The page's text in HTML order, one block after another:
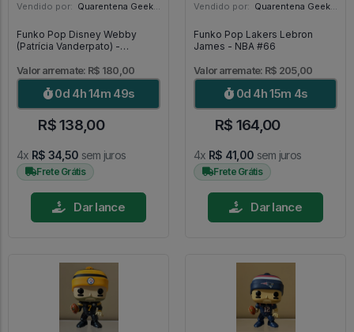
Vendido por: Quarentena Geek Store - SP
Funko Pop Disney Webby
(Patrícia Vanderpato) -
Valor arremate: R$ 180,00
0d 4h 14m 47s
R$ 138,00
4x R$ 34,50 sem juros
Frete Grátis
Dar lance
Vendido por: Quarentena Geek Store - SP
Funko Pop Lakers Lebron
James - NBA #66
Valor arremate: R$ 205,00
0d 4h 15m 2s
R$ 164,00
4x R$ 41,00 sem juros
Frete Grátis
Dar lance